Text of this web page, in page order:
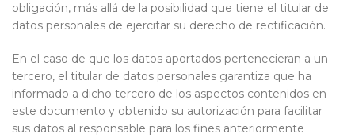
obligación, más allá de la posibilidad que tiene el titular de
datos personales de ejercitar su derecho de rectificación.
En el caso de que los datos aportados pertenecieran a un
tercero, el titular de datos personales garantiza que ha
informado a dicho tercero de los aspectos contenidos en
este documento y obtenido su autorización para facilitar
sus datos al responsable para los fines anteriormente